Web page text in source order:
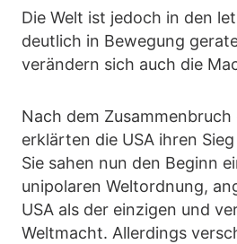
Die Welt ist jedoch in den
deutlich in Bewegung
verändern sich auch die
Nach dem
erklärten die USA ihren
Sie sahen nun den Beginn
unipolaren Weltordnung,
USA als der einzigen und
Weltmacht. Allerdings